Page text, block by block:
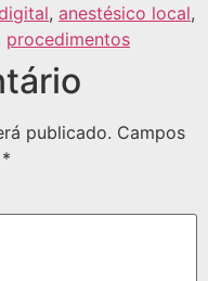
, anestésico local,
procedimentos
publicado. Campos
*